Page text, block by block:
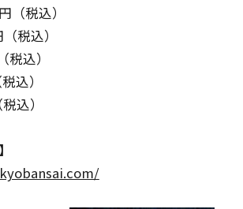
（税込）
税込）
込）
込）
込）